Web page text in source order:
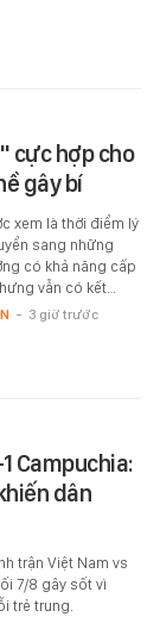
cực hợp cho
gây bí
xem là thời điểm lý
sang những
có khả năng cấp
vẫn có kết…
- 3 giờ trước
Campuchia:
dân
trận Việt Nam vs
7/8 gây sốt vì
trẻ trung.